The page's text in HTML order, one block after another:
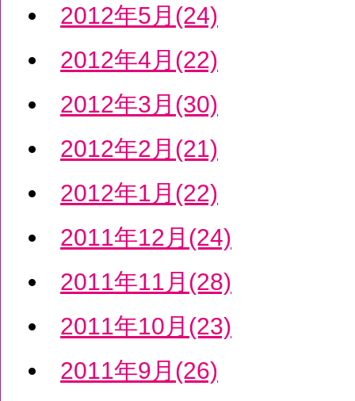
2012年5月(24)
2012年4月(22)
2012年3月(30)
2012年2月(21)
2012年1月(22)
2011年12月(24)
2011年11月(28)
2011年10月(23)
2011年9月(26)